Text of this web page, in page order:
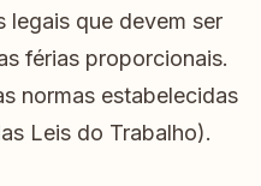
legais que devem ser
férias proporcionais.
normas estabelecidas
Leis do Trabalho).